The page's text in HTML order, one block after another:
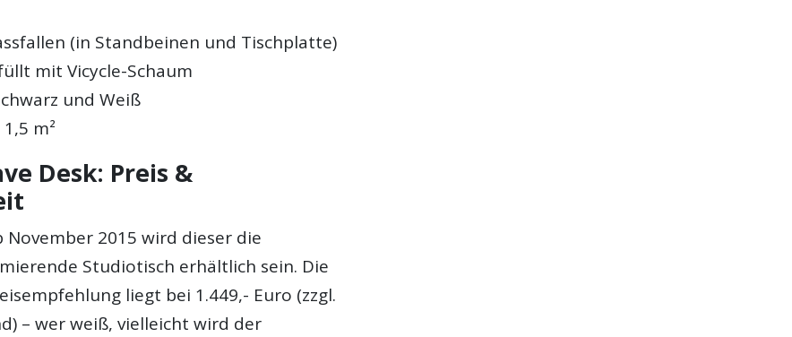
(in Standbeinen und Tischplatte)
mit Vicycle-Schaum
und Weiß
m²
Desk: Preis &
November 2015 wird dieser die
Studiotisch erhältlich sein. Die
liegt bei 1.449,- Euro (zzgl.
– wer weiß, vielleicht wird der